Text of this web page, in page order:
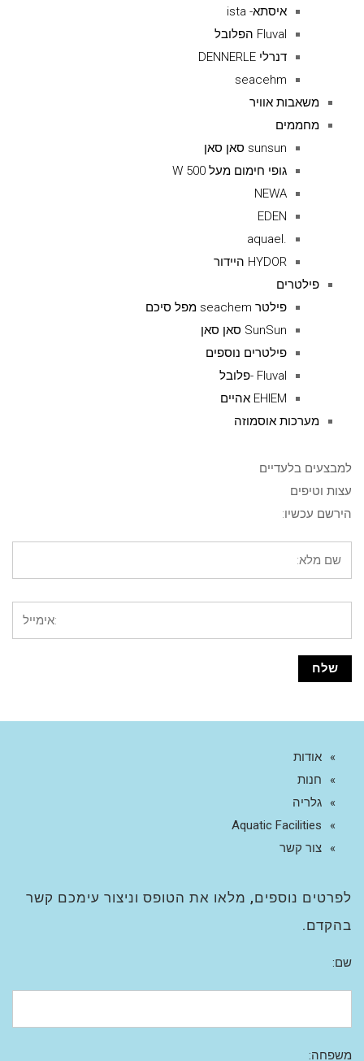
איסתא- ista
Fluval הפלובל
דנרלי DENNERLE
seacehm
משאבות אוויר
מחממים
sunsun סאן סאן
גופי חימום מעל 500 W
NEWA
EDEN
HYDOR היידור
פילטרים
פילטר seachem מפל סיכם
SunSun סאן סאן
פילטרים נוספים
Fluval -פלובל
EHIEM אהיים
מערכות אוסמוזה
למבצעים בלעדיים
עצות וטיפים
הירשם עכשיו:
אודות
חנות
גלריה
Aquatic Facilities
צור קשר
לפרטים נוספים, מלאו את הטופס וניצור עימכם קשר
בהקדם.
שם:
משפחה: